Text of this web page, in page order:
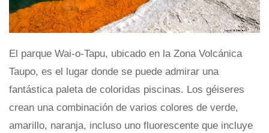
El parque Wai-o-Tapu, ubicado en la Zona Volcánica
Taupo, es el lugar donde se puede admirar una
fantástica paleta de coloridas piscinas. Los géiseres
crean una combinación de varios colores de verde,
amarillo, naranja, incluso uno fluorescente que incluye